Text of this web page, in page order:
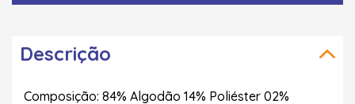
Descrição
Composição: 84% Algodão 14% Poliéster 02%